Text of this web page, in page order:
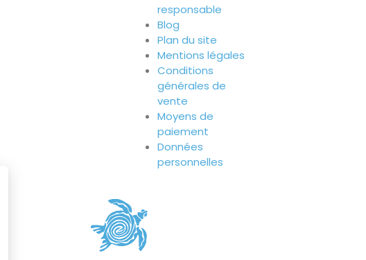
responsable
Blog
Plan du site
Mentions légales
Conditions
générales de
vente
Moyens de
paiement
Données
personnelles